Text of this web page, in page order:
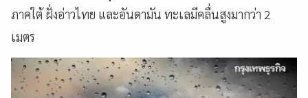
ภาคใต้ ฝั่งอ่าวไทย และอันดามัน ทะเลมีคลื่นสูงมากว่า 2
เมตร